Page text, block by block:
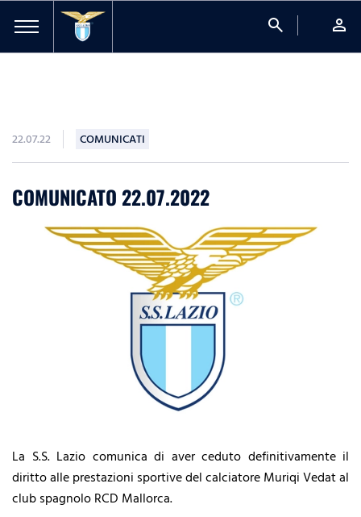
search person
22.07.22 COMUNICATI
COMUNICATO 22.07.2022
La S.S. Lazio comunica di aver ceduto definitivamente il
diritto alle prestazioni sportive del calciatore Muriqi Vedat al
club spagnolo RCD Mallorca.